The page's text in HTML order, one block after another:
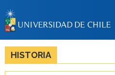
HISTORIA